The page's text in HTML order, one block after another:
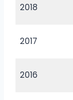
2018
2017
2016